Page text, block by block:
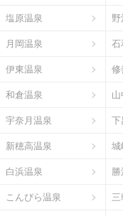
塩原温泉 野
月岡温泉 石
伊東温泉 修
和倉温泉 山
宇奈月温泉 下
新穂高温泉 城
白浜温泉
こんぴら温泉 三